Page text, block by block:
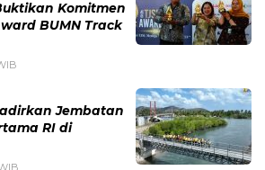
Komitmen
BUMN Track
Jembatan
RI di